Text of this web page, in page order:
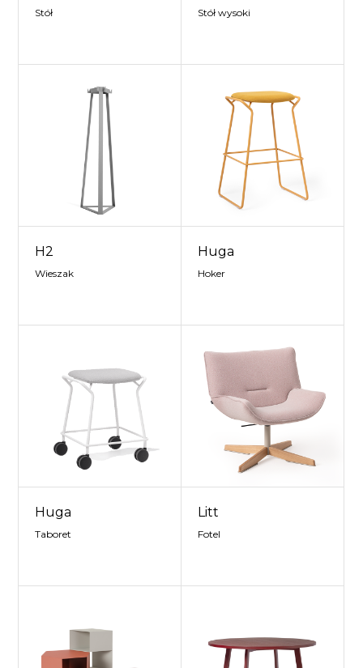
Stół Stół wysoki
H2
Wieszak
Huga
Hoker
Huga
Taboret
Litt
Fotel